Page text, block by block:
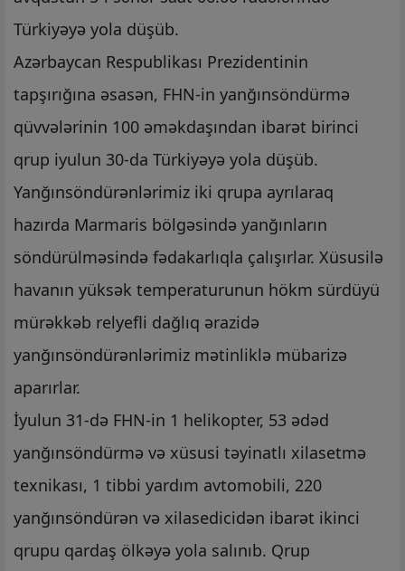
Türkiyəyə yola düşüb.
Azərbaycan Respublikası Prezidentinin
tapşırığına əsasən, FHN-in yanğınsöndürmə
qüvvələrinin 100 əməkdaşından ibarət birinci
qrup iyulun 30-da Türkiyəyə yola düşüb.
Yanğınsöndürənlərimiz iki qrupa ayrılaraq
hazırda Marmaris bölgəsində yanğınların
söndürülməsində fədakarlıqla çalışırlar. Xüsusilə
havanın yüksək temperaturunun hökm sürdüyü
mürəkkəb relyefli dağlıq ərazidə
yanğınsöndürənlərimiz mətinliklə mübarizə
aparırlar.
İyulun 31-də FHN-in 1 helikopter, 53 ədəd
yanğınsöndürmə və xüsusi təyinatlı xilasetmə
texnikası, 1 tibbi yardım avtomobili, 220
yanğınsöndürən və xilasedicidən ibarət ikinci
qrupu qardaş ölkəyə yola salınıb. Qrup